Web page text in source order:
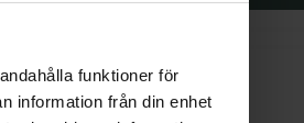
funktioner för
information från din enhet